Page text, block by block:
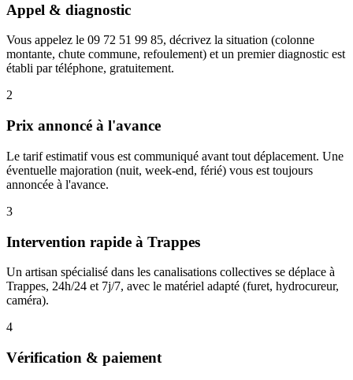
Appel & diagnostic
Vous appelez le 09 72 51 99 85, décrivez la situation (colonne
montante, chute commune, refoulement) et un premier diagnostic est
établi par téléphone, gratuitement.
2
Prix annoncé à l'avance
Le tarif estimatif vous est communiqué avant tout déplacement. Une
éventuelle majoration (nuit, week-end, férié) vous est toujours
annoncée à l'avance.
3
Intervention rapide à Trappes
Un artisan spécialisé dans les canalisations collectives se déplace à
Trappes, 24h/24 et 7j/7, avec le matériel adapté (furet, hydrocureur,
caméra).
4
Vérification & paiement